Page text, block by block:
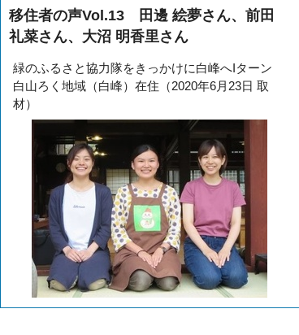
移住者の声Vol.13 田邊 絵夢さん、前田
礼菜さん、大沼 明香里さん
緑のふるさと協力隊をきっかけに白峰へIターン
白山ろく地域（白峰）在住（2020年6月23日 取
材）